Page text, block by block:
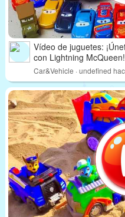
Vídeo de juguetes:
con Lightning McQueen!
Car&Vehicle · undefined